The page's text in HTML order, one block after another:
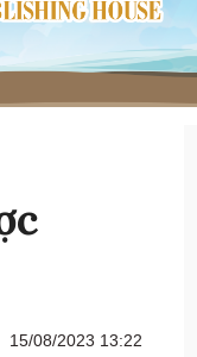
15/08/2023 13:22